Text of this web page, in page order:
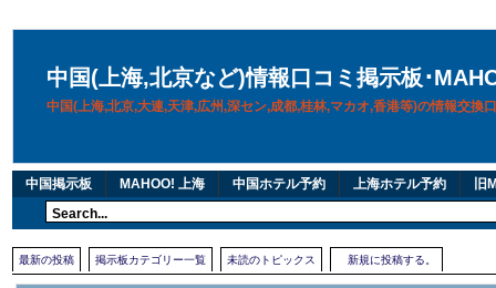
中国(上海,北京など)情報口コミ掲示板･
中国(上海,北京,大連,天津,広州,深セン,成都,桂林,マカオ,香港等)の情報交換
中国掲示板 MAHOO! 上海 中国ホテル予約 上海ホテル予約 旧
最新の投稿 掲示板カテゴリー一覧 未読のトピックス 新規に投稿する。